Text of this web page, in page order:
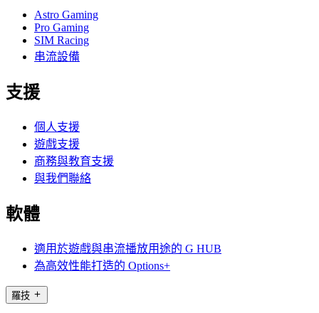
Astro Gaming
Pro Gaming
SIM Racing
串流設備
支援
個人支援
遊戲支援
商務與教育支援
與我們聯絡
軟體
適用於遊戲與串流播放用途的 G HUB
為高效性能打造的 Options+
羅技